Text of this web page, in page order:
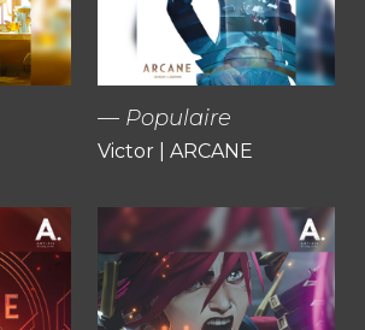
Populaire
Victor | ARCANE